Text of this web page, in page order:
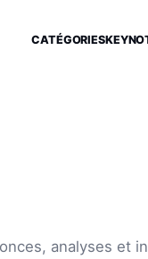
CATÉGORIES
analyses et